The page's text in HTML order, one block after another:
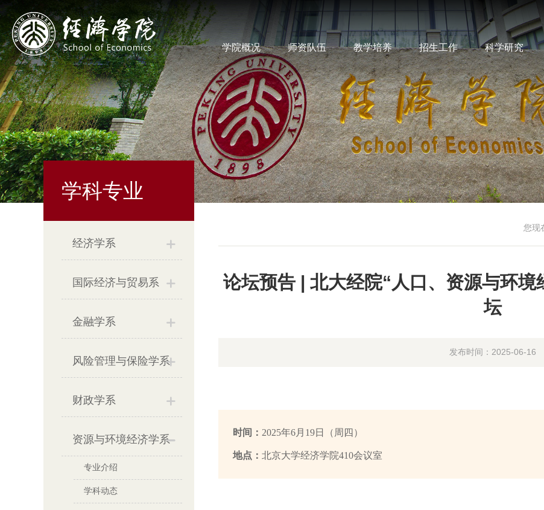
学院概况 师资队伍 教学培养 招生工作 科学研究
学科专业
经济学系
国际经济与贸易系
金融学系
风险管理与保险学系
财政学系
资源与环境经济学系
专业介绍
学科动态
您现
论坛预告 | 北大经院“人口、资源与环
坛
发布时间：2025-06-16
时间： 2025年6月19日（周四）
地点： 北京大学经济学院410会议室